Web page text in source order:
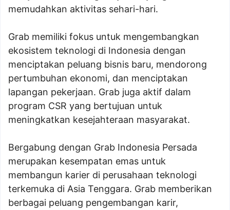
memudahkan aktivitas sehari-hari.
Grab memiliki fokus untuk mengembangkan
ekosistem teknologi di Indonesia dengan
menciptakan peluang bisnis baru, mendorong
pertumbuhan ekonomi, dan menciptakan
lapangan pekerjaan. Grab juga aktif dalam
program CSR yang bertujuan untuk
meningkatkan kesejahteraan masyarakat.
Bergabung dengan Grab Indonesia Persada
merupakan kesempatan emas untuk
membangun karier di perusahaan teknologi
terkemuka di Asia Tenggara. Grab memberikan
berbagai peluang pengembangan karir,